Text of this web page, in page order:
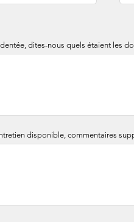
dites-nous quels étaient les
disponible, commentaires